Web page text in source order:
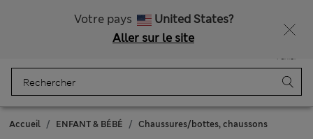
Votre pays
United States?
Aller sur le site
Panier
Accueil ENFANT & BÉBÉ Chaussures/bottes, chaussons